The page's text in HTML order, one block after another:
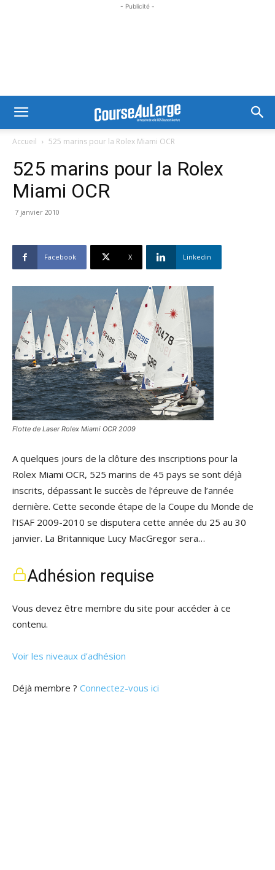
- Publicité -
Accueil 525 marins pour la Rolex Miami OCR
525 marins pour la Rolex
Miami OCR
7 janvier 2010
Facebook X Linkedin
Flotte de Laser Rolex Miami OCR 2009
A quelques jours de la clôture des inscriptions pour la
Rolex Miami OCR, 525 marins de 45 pays se sont déjà
inscrits, dépassant le succès de l’épreuve de l’année
dernière. Cette seconde étape de la Coupe du Monde de
l’ISAF 2009-2010 se disputera cette année du 25 au 30
janvier. La Britannique Lucy MacGregor sera…
Adhésion requise
Vous devez être membre du site pour accéder à ce
contenu.
Voir les niveaux d’adhésion
Déjà membre ? Connectez-vous ici